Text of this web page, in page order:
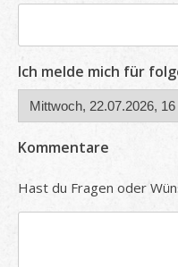
Ich melde mich für
Kommentare
Hast du Fragen oder